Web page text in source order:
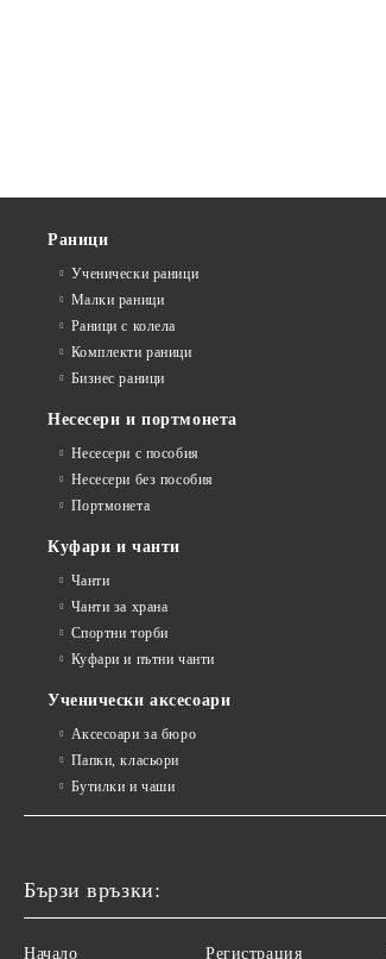
Раници
Ученически раници
Малки раници
Раници с колела
Комплекти раници
Бизнес раници
Несесери и портмонета
Несесери с пособия
Несесери без пособия
Портмонета
Куфари и чанти
Чанти
Чанти за храна
Спортни торби
Куфари и пътни чанти
Ученически аксесоари
Аксесоари за бюро
Папки, класьори
Бутилки и чаши
Бързи връзки:
Начало Регистрация